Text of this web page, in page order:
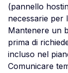
(pannello
necessarie per
Mantenere un
prima di
incluso nel
Comunicare